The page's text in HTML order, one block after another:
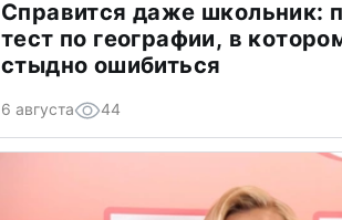
Справится даже школьник:
тест по географии, в
стыдно ошибиться
6 августа 44